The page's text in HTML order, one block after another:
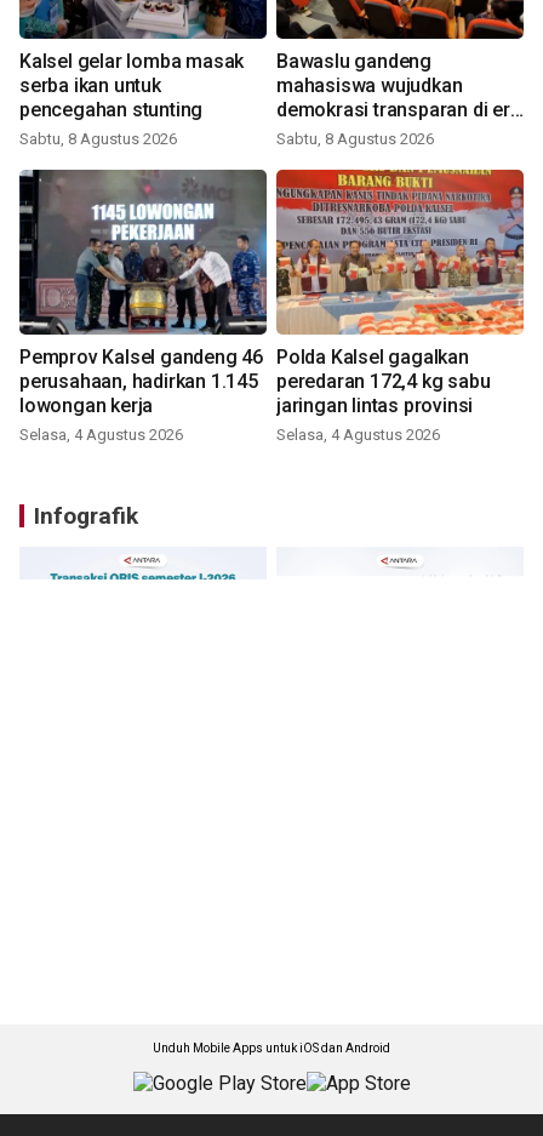
Kalsel gelar lomba masak
serba ikan untuk
pencegahan stunting
Sabtu, 8 Agustus 2026
Bawaslu gandeng
mahasiswa wujudkan
demokrasi transparan di era
digital
Sabtu, 8 Agustus 2026
Pemprov Kalsel gandeng 46
perusahaan, hadirkan 1.145
lowongan kerja
Selasa, 4 Agustus 2026
Polda Kalsel gagalkan
peredaran 172,4 kg sabu
jaringan lintas provinsi
Selasa, 4 Agustus 2026
Infografik
Unduh Mobile Apps untuk iOS dan Android